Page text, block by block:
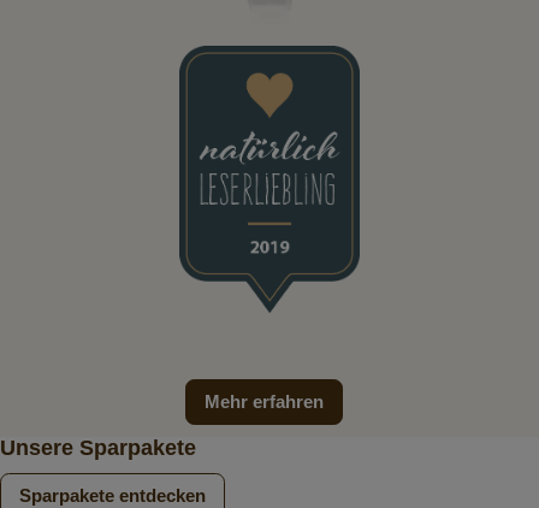
Mehr erfahren
Unsere Sparpakete
Sparpakete entdecken